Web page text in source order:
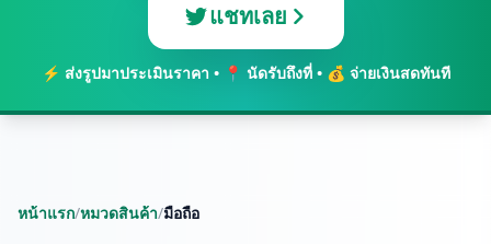
แชทเลย
⚡ ส่งรูปมาประเมินราคา • 📍 นัดรับถึงที่ • 💰 จ่ายเงินสดทันที
หน้าแรก/หมวดสินค้า/มือถือ